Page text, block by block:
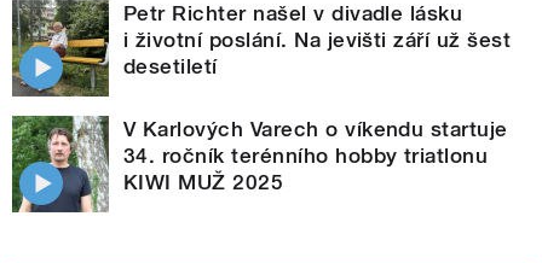
Petr Richter našel v divadle lásku
i životní poslání. Na jevišti září už šest
desetiletí
V Karlových Varech o víkendu startuje
34. ročník terénního hobby triatlonu
KIWI MUŽ 2025